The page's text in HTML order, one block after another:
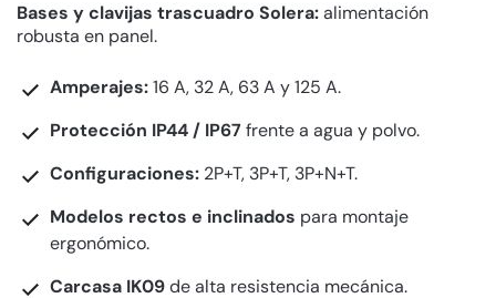
Bases y clavijas trascuadro Solera:alimentación
robusta en panel.
Amperajes:16 A, 32 A, 63 A y 125 A.
Protección IP44 / IP67 frente a agua y polvo.
Configuraciones: 2P+T, 3P+T, 3P+N+T.
Modelos rectos e inclinados para montaje
ergonómico.
Carcasa IK09de alta resistencia mecánica.